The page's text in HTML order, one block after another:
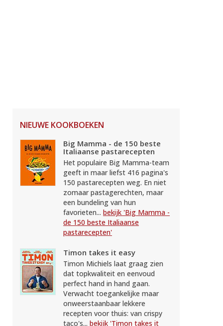
NIEUWE KOOKBOEKEN
Big Mamma - de 150 beste
Italiaanse pastarecepten
Het populaire Big Mamma-team
geeft in maar liefst 416 pagina's
150 pastarecepten weg. En niet
zomaar pastagerechten, maar
een bundeling van hun
favorieten... bekijk 'Big Mamma -
de 150 beste Italiaanse
pastarecepten'
Timon takes it easy
Timon Michiels laat graag zien
dat topkwaliteit en eenvoud
perfect hand in hand gaan.
Verwacht toegankelijke maar
onweerstaanbaar lekkere
recepten voor thuis: van crispy
taco's... bekijk 'Timon takes it